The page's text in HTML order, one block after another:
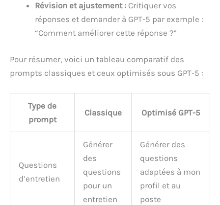
Révision et ajustement : Critiquer vos
réponses et demander à GPT-5 par exemple :
“Comment améliorer cette réponse ?”
Pour résumer, voici un tableau comparatif des
prompts classiques et ceux optimisés sous GPT-5 :
Type de
prompt
Classique Optimisé GPT-5
Questions
d’entretien
Générer
des
questions
pour un
entretien
Générer des
questions
adaptées à mon
profil et au
poste